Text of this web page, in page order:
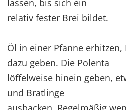
relativ fester Brei bildet.
Öl in einer Pfanne
dazu geben. Die Polenta
löffelweise hinein geben,
und Bratlinge